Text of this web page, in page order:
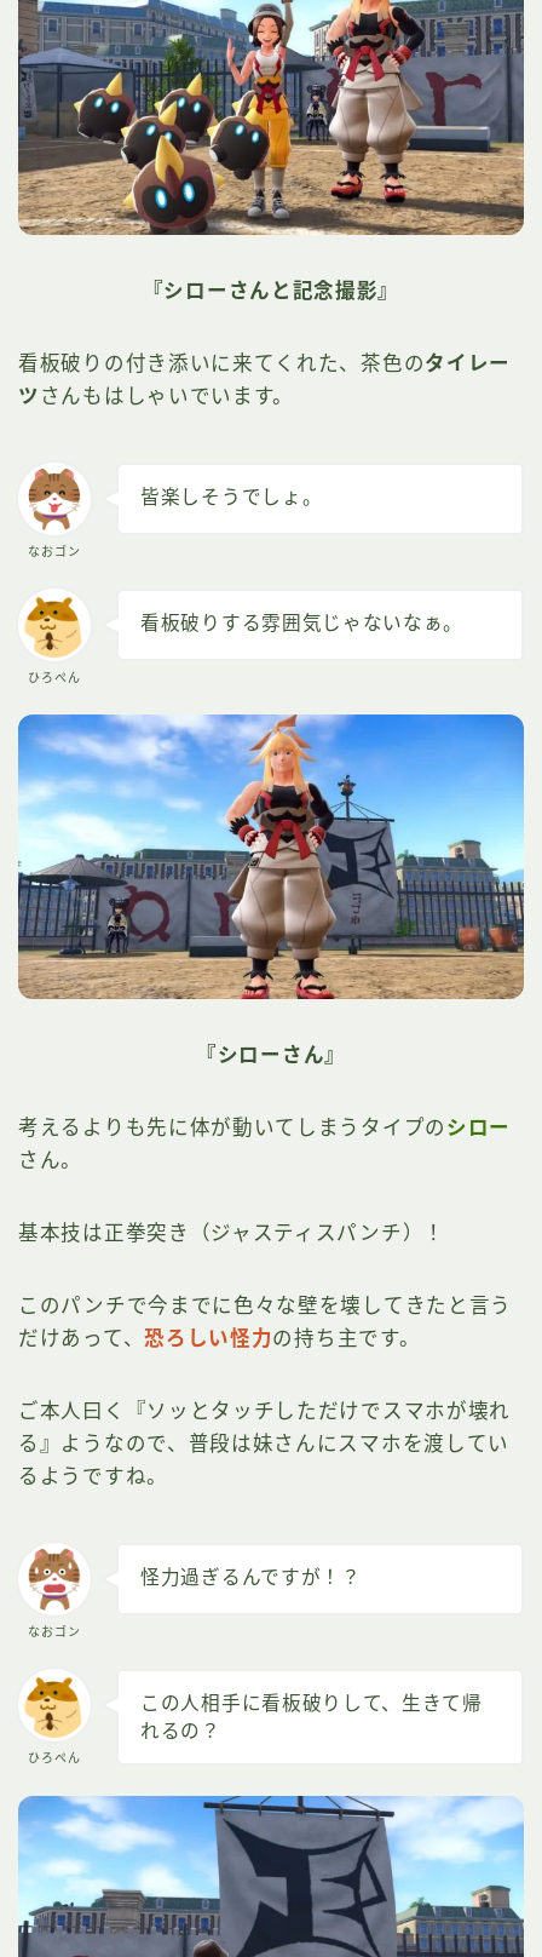
『シローさんと記念撮影』
看板破りの付き添いに来てくれた、茶色のタイレー
ツ さんもはしゃいでいます。
なおゴン
皆楽しそうでしょ。
ひろぺん
看板破りする雰囲気じゃないなぁ。
『シローさん』
考えるよりも先に体が動いてしまうタイプの シロー
さん。
基本技は正拳突き（ジャスティスパンチ）！
このパンチで今までに色々な壁を壊してきたと言う
だけあって、恐ろしい怪力の持ち主です。
ご本人曰く『ソッとタッチしただけでスマホが壊れ
る』ようなので、普段は妹さんにスマホを渡してい
るようですね。
なおゴン
怪力過ぎるんですが！？
ひろぺん
この人相手に看板破りして、生きて帰
れるの？